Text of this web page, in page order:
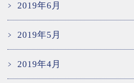
2019年6月
2019年5月
2019年4月